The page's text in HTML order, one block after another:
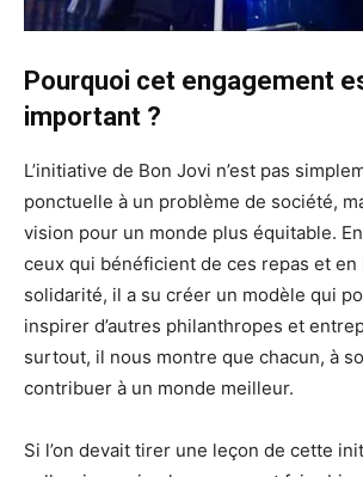
Pourquoi cet engagement
important ?
L’initiative de Bon Jovi n’est pas
ponctuelle à un problème de société,
vision pour un monde plus équitable.
ceux qui bénéficient de ces repas et en
solidarité, il a su créer un modèle qui
inspirer d’autres philanthropes et
surtout, il nous montre que chacun, à
contribuer à un monde meilleur.
Si l’on devait tirer une leçon de cette